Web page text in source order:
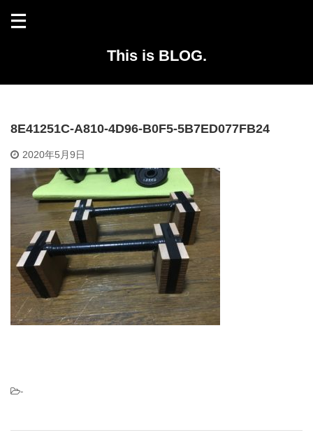
This is BLOG.
8E41251C-A810-4D96-B0F5-5B7ED077FB24
2020年5月9日
-